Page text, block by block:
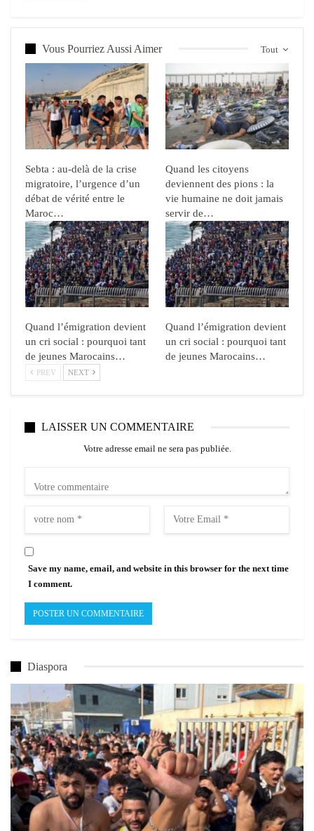
Tout
Vous Pourriez Aussi Aimer
Sebta : au-delà de la crise
migratoire, l’urgence d’un
débat de vérité entre le
Maroc…
Quand les citoyens
deviennent des pions : la
vie humaine ne doit jamais
servir de…
Quand l’émigration devient
un cri social : pourquoi tant
de jeunes Marocains…
Quand l’émigration devient
un cri social : pourquoi tant
de jeunes Marocains…
PREV NEXT
LAISSER UN COMMENTAIRE
Votre adresse email ne sera pas publiée.
Save my name, email, and website in this browser for the next time
I comment.
Diaspora